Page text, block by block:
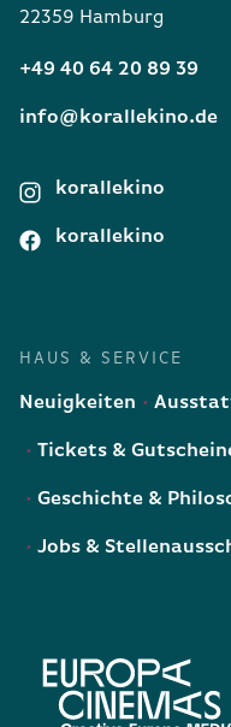
22359 Hamburg
+49 40 64 20 89 39
info@korallekino.de
korallekino
korallekino
HAUS & SERVICE
Neuigkeiten
Tickets &
Geschichte &
Jobs &